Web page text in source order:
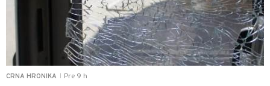
CRNA HRONIKA Pre 9 h